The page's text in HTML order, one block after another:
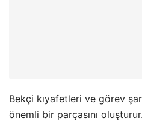
Bekçi kıyafetleri ve görev
önemli bir parçasını